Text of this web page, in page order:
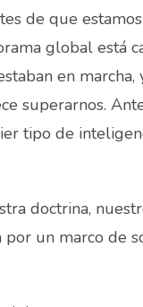
de que
global está
en
superarnos.
tipo de
doctrina,
por un marco de